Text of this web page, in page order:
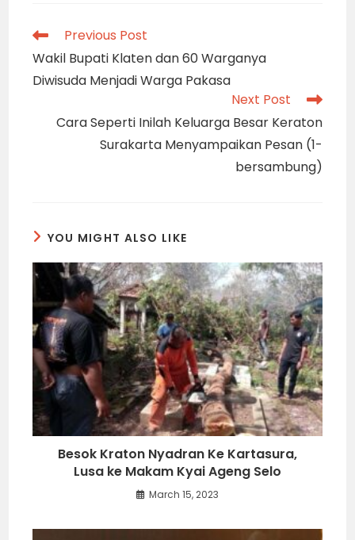
Read
more
articles
Previous Post
Wakil Bupati Klaten dan 60 Warganya
Diwisuda Menjadi Warga Pakasa
Next Post
Cara Seperti Inilah Keluarga Besar Keraton
Surakarta Menyampaikan Pesan (1-
bersambung)
YOU MIGHT ALSO LIKE
Besok Kraton Nyadran Ke Kartasura,
Lusa ke Makam Kyai Ageng Selo
March 15, 2023